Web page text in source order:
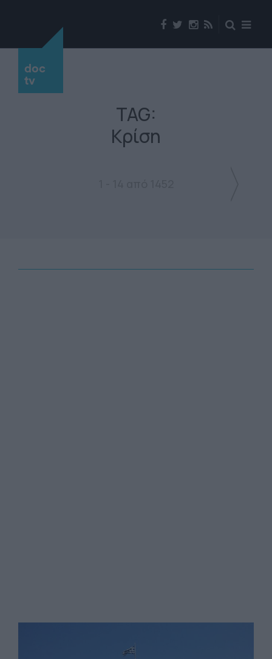
doc
tv
TAG:
Κρίση